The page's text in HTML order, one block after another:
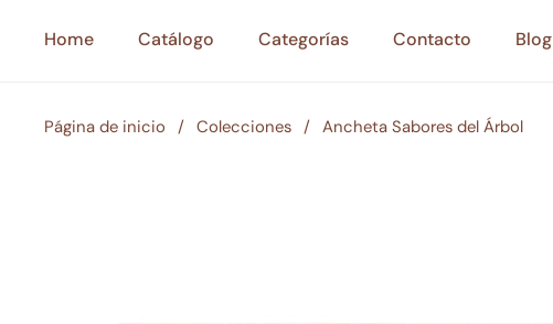
Home Catálogo Categorías Contacto Blog
Página de inicio / Colecciones / Ancheta Sabores del Árbol